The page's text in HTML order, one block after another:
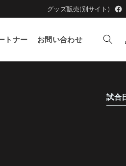
グッズ販売(別サイト)
トナー お問い合わせ
試合